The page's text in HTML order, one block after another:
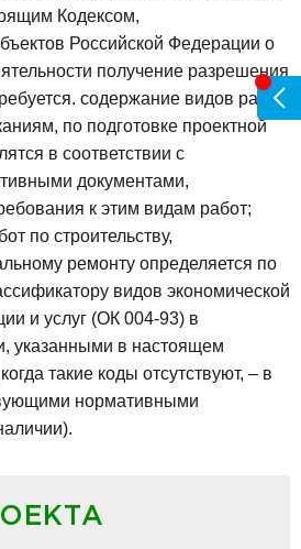
Кодексом,
Российской Федерации о
получение разрешения
содержание видов работ
по подготовке проектной
в соответствии с
документами,
к этим видам работ;
по строительству,
ремонту определяется по
видов экономической
и услуг (ОК 004-93) в
указанными в настоящем
такие коды отсутствуют, – в
нормативными